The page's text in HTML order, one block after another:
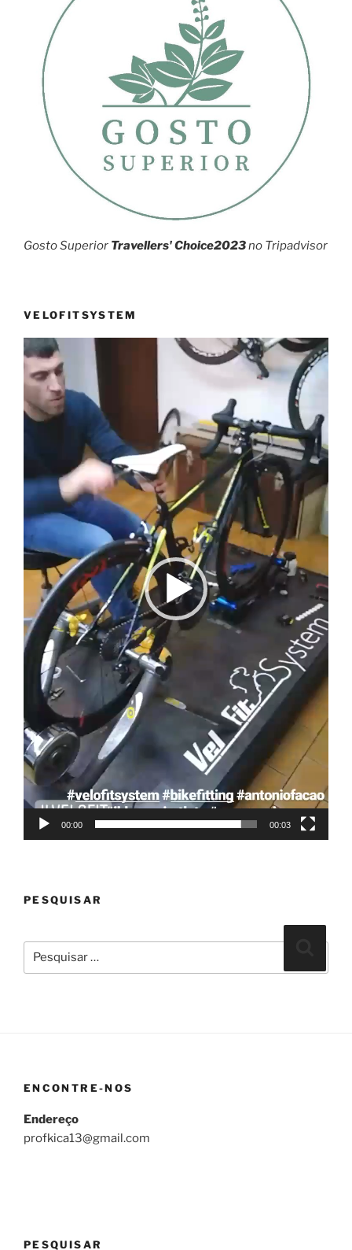
Gosto Superior Travellers' Choice2023no Tripadvisor
VELOFITSYSTEM
Reprodutor
de
vídeo
00:00 00:03
PESQUISAR
Pesquisar
por:
ENCONTRE-NOS
Endereço
profkica13@gmail.com
PESQUISAR